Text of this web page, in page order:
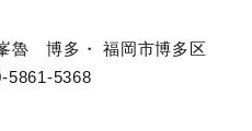
魯 博多・ 福岡市博多区
5861-5368